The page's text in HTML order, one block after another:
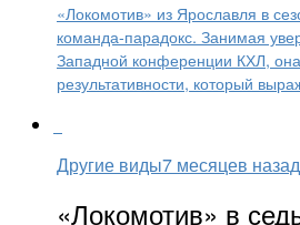
«Локомотив» из Ярославля в
команда-парадокс. Занимая
Западной конференции КХЛ,
результативности, который
Другие виды7 месяцев назад
«Локомотив» в